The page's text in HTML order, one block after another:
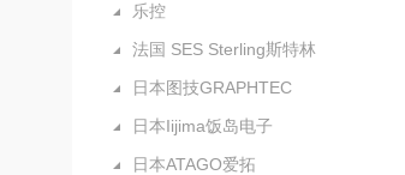
乐控
法国 SES Sterling斯特林
日本图技GRAPHTEC
日本Iijima饭岛电子
日本ATAGO爱拓